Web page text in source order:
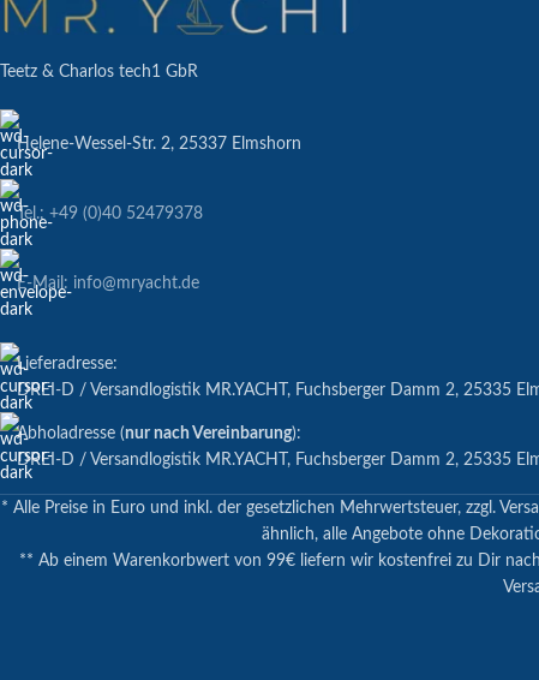
Teetz & Charlos tech1 GbR
Helene-Wessel-Str. 2, 25337 Elmshorn
Tel.: +49 (0)40 52479378
E-Mail: info@mryacht.de
Lieferadresse:
DREI-D / Versandlogistik MR.YACHT, Fuchsberger Damm 2, 25335
Abholadresse (nur nach Vereinbarung):
DREI-D / Versandlogistik MR.YACHT, Fuchsberger Damm 2, 25335
* Alle Preise in Euro und inkl. der gesetzlichen Mehrwertsteuer, zzgl.
ähnlich, alle Angebote ohne
** Ab einem Warenkorbwert von 99€ liefern wir kostenfrei zu Dir